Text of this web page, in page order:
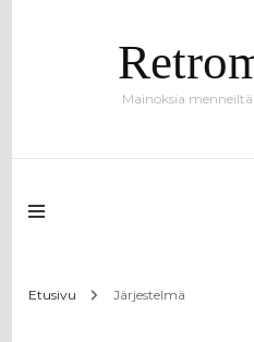
Mainoksia
Etusivu Järjestelmä